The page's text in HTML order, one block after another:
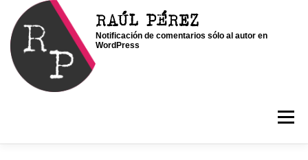
Saltar
contenido
RAÚL PÉREZ
Notificación de comentarios sólo al autor en
WordPress
Menú